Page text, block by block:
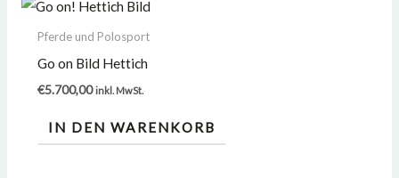
Pferde und Polosport
Go on Bild Hettich
€5.700,00 inkl. MwSt.
IN DEN WARENKORB